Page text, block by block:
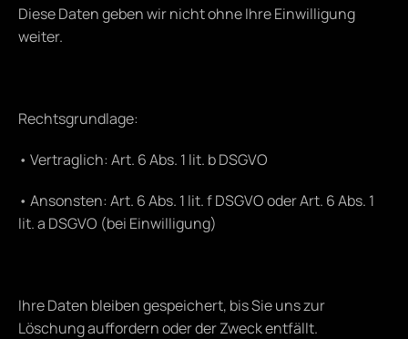
Diese Daten geben wir nicht ohne Ihre Einwilligung
weiter.
Rechtsgrundlage:
• Vertraglich: Art. 6 Abs. 1 lit. b DSGVO
• Ansonsten: Art. 6 Abs. 1 lit. f DSGVO oder Art. 6 Abs. 1
lit. a DSGVO (bei Einwilligung)
Ihre Daten bleiben gespeichert, bis Sie uns zur
Löschung auffordern oder der Zweck entfällt.